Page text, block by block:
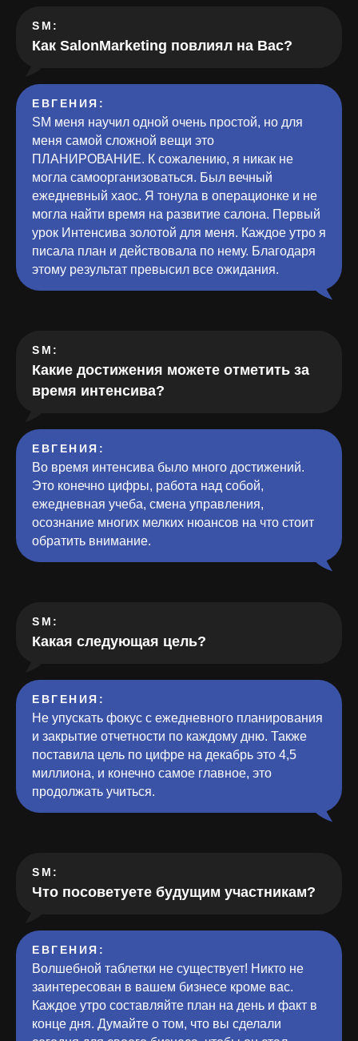
SM:
Как SalonMarketing повлиял на Вас?
ЕВГЕНИЯ:
SM меня научил одной очень простой, но для
меня самой сложной вещи это
ПЛАНИРОВАНИЕ. К сожалению, я никак не
могла самоорганизоваться. Был вечный
ежедневный хаос. Я тонула в операционке и не
могла найти время на развитие салона. Первый
урок Интенсива золотой для меня. Каждое утро я
писала план и действовала по нему. Благодаря
этому результат превысил все ожидания.
SM:
Какие достижения можете отметить за
время интенсива?
ЕВГЕНИЯ:
Во время интенсива было много достижений.
Это конечно цифры, работа над собой,
ежедневная учеба, смена управления,
осознание многих мелких нюансов на что стоит
обратить внимание.
SM:
Какая следующая цель?
ЕВГЕНИЯ:
Не упускать фокус с ежедневного планирования
и закрытие отчетности по каждому дню. Также
поставила цель по цифре на декабрь это 4,5
миллиона, и конечно самое главное, это
продолжать учиться.
SM:
Что посоветуете будущим участникам?
ЕВГЕНИЯ:
Волшебной таблетки не существует! Никто не
заинтересован в вашем бизнесе кроме вас.
Каждое утро составляйте план на день и факт в
конце дня. Думайте о том, что вы сделали